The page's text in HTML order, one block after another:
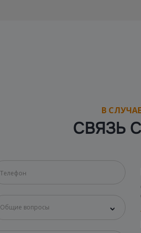
В
СВЯЗЬ
Общие вопросы